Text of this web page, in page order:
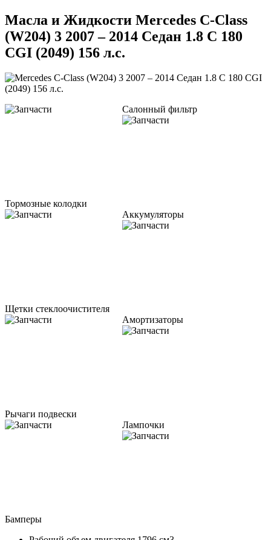
Масла и Жидкости Mercedes C-Class
(W204) 3 2007 – 2014 Седан 1.8 C 180
CGI (2049) 156 л.с.
Салонный фильтр
Тормозные колодки
Аккумуляторы
Щетки стеклоочистителя
Амортизаторы
Рычаги подвески
Лампочки
Бамперы